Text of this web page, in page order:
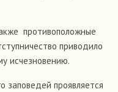
противоположные
приводило
исчезновению.
заповедей проявляется